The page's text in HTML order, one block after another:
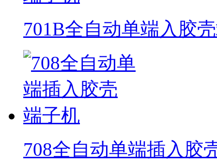
701B全自动单端入胶
708全自动单端插入胶